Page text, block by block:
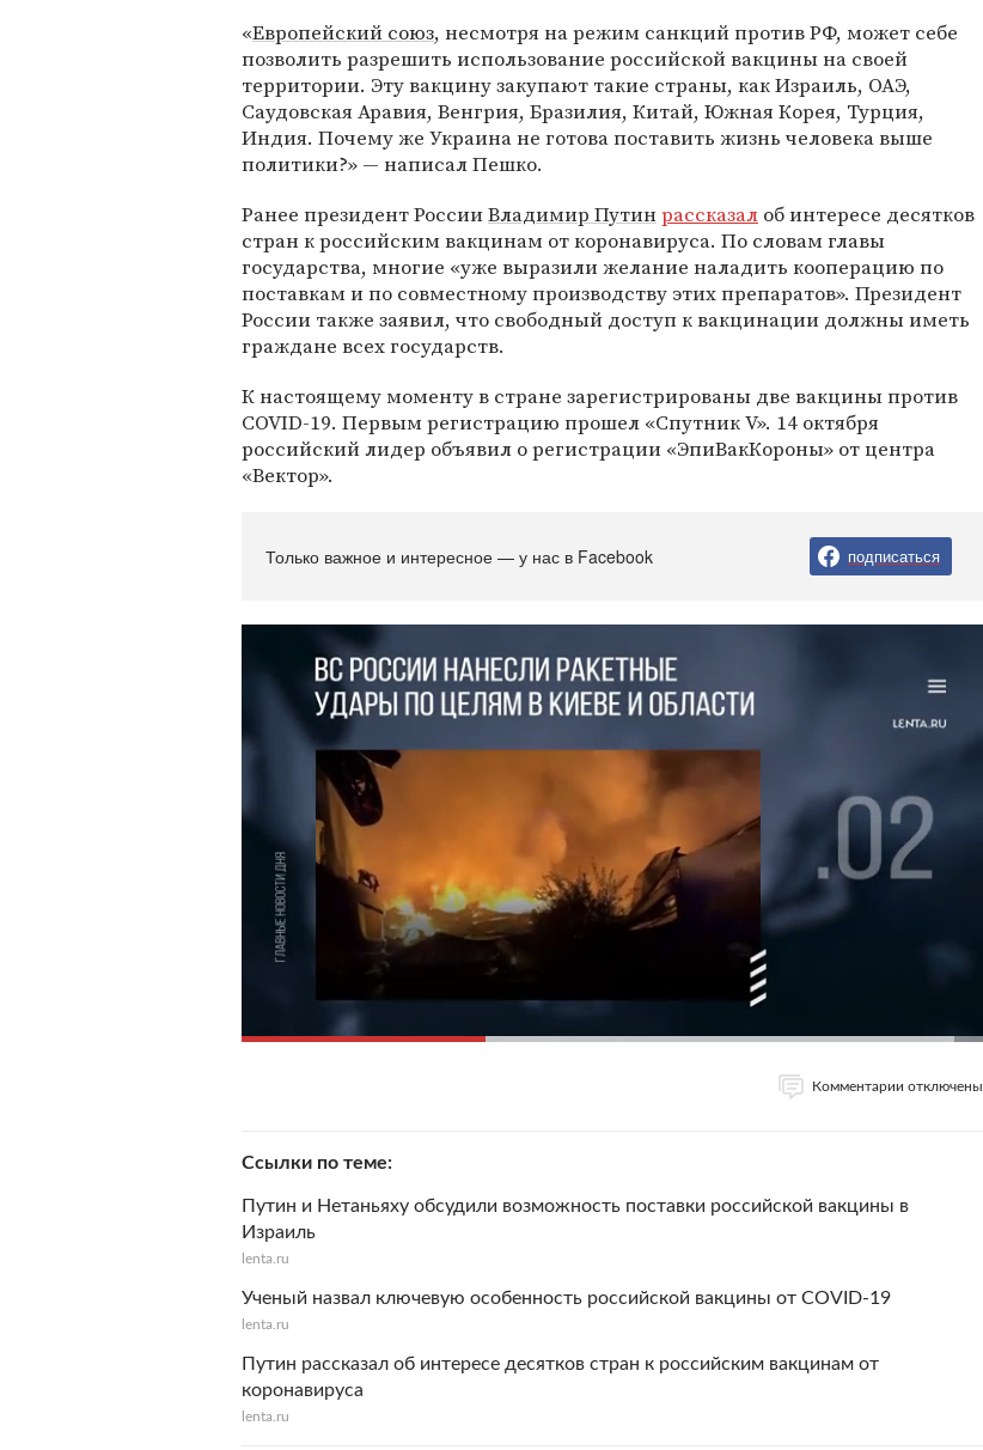
«Европейский союз, несмотря на режим санкций против РФ, может себе
позволить разрешить использование российской вакцины на своей
территории. Эту вакцину закупают такие страны, как Израиль, ОАЭ,
Саудовская Аравия, Венгрия, Бразилия, Китай, Южная Корея, Турция,
Индия. Почему же Украина не готова поставить жизнь человека выше
политики?» — написал Пешко.
Ранее президент РоссииВладимир Путинрассказал об интересе десятков
стран к российским вакцинам от коронавируса. По словам главы
государства, многие «уже выразили желание наладить кооперацию по
поставкам и по совместному производству этих препаратов». Президент
России также заявил, что свободный доступ к вакцинации должны иметь
граждане всех государств.
К настоящему моменту в стране зарегистрированы две вакцины против
COVID-19. Первым регистрацию прошел «Спутник V». 14 октября
российский лидер объявил о регистрации «ЭпиВакКороны» от центра
«Вектор».
Только важное и интересное — у нас в Facebook подписаться
Комментарии отключены
Ссылки по теме
Путин и Нетаньяху обсудили возможность поставки российской вакцины в
Израиль
lenta.ru
Ученый назвал ключевую особенность российской вакцины от COVID-19
lenta.ru
Путин рассказал об интересе десятков стран к российским вакцинам от
коронавируса
lenta.ru